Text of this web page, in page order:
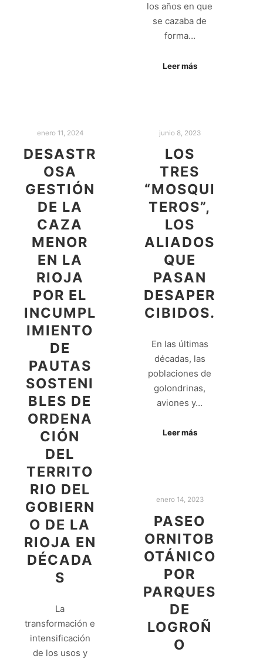
los años en que
se cazaba de
forma…
Leer más
enero 11, 2024
DESASTR
OSA
GESTIÓN
DE LA
CAZA
MENOR
EN LA
RIOJA
POR EL
INCUMPL
IMIENTO
DE
PAUTAS
SOSTENI
BLES DE
ORDENA
CIÓN
DEL
TERRITO
RIO DEL
GOBIERN
O DE LA
RIOJA EN
DÉCADA
S
La
transformación e
intensificación
de los usos y
junio 8, 2023
LOS
TRES
“MOSQUI
TEROS”,
LOS
ALIADOS
QUE
PASAN
DESAPER
CIBIDOS.
En las últimas
décadas, las
poblaciones de
golondrinas,
aviones y…
Leer más
enero 14, 2023
PASEO
ORNITOB
OTÁNICO
POR
PARQUES
DE
LOGROÑ
O